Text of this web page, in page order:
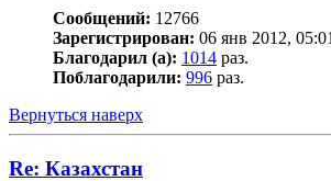
Сообщений: 12766
Зарегистрирован: 06 янв 2012, 05:01
Благодарил (а): 1014 раз.
Поблагодарили: 996 раз.
Вернуться наверх
Re: Казахстан